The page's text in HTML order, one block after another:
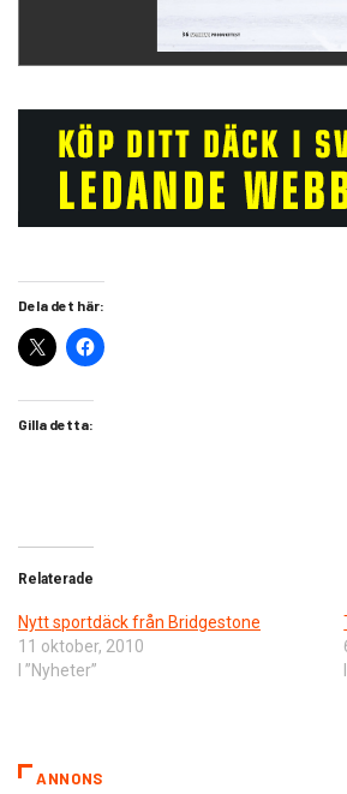
Dela det här:
Gilla detta:
Relaterade
Nytt sportdäck från Bridgestone
11 oktober, 2010
I ”Nyheter”
ANNONS